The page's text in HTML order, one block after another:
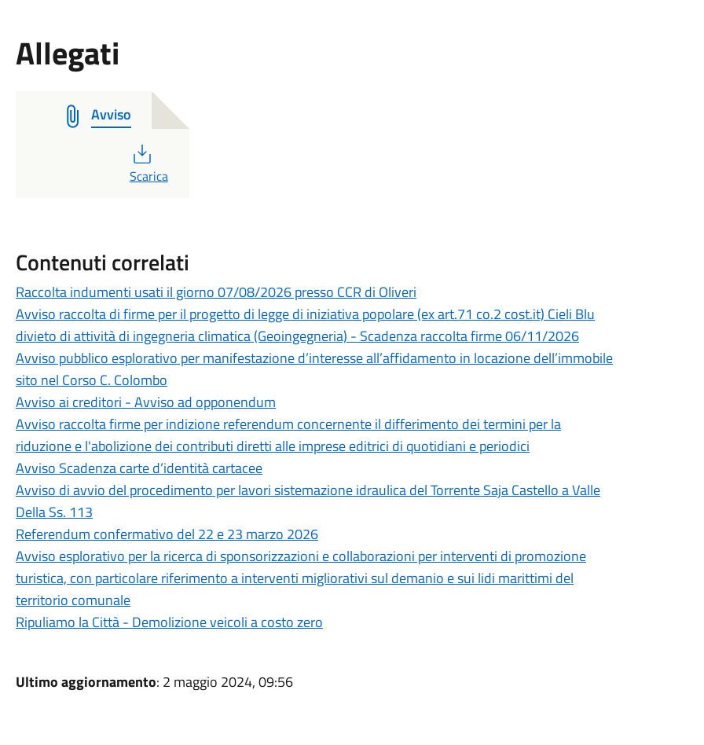
Allegati
Avviso
PDF
Scarica
Contenuti correlati
Raccolta indumenti usati il giorno 07/08/2026 presso CCR di Oliveri
Avviso raccolta di firme per il progetto di legge di iniziativa popolare (ex art.71 co.2 cost.it) Cieli Blu
divieto di attività di ingegneria climatica (Geoingegneria) - Scadenza raccolta firme 06/11/2026
Avviso pubblico esplorativo per manifestazione d’interesse all’affidamento in locazione dell’immobile
sito nel Corso C. Colombo
Avviso ai creditori - Avviso ad opponendum
Avviso raccolta firme per indizione referendum concernente il differimento dei termini per la
riduzione e l'abolizione dei contributi diretti alle imprese editrici di quotidiani e periodici
Avviso Scadenza carte d’identità cartacee
Avviso di avvio del procedimento per lavori sistemazione idraulica del Torrente Saja Castello a Valle
Della Ss. 113
Referendum confermativo del 22 e 23 marzo 2026
Avviso esplorativo per la ricerca di sponsorizzazioni e collaborazioni per interventi di promozione
turistica, con particolare riferimento a interventi migliorativi sul demanio e sui lidi marittimi del
territorio comunale
Ripuliamo la Città - Demolizione veicoli a costo zero
Ultimo aggiornamento: 2 maggio 2024, 09:56